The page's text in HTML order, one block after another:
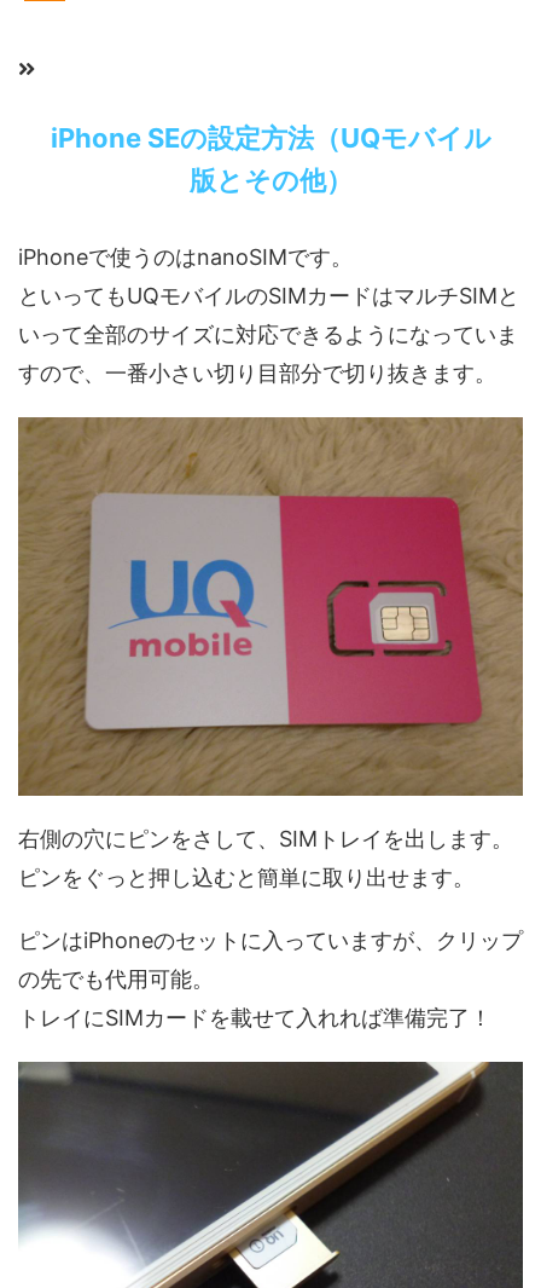
iPhone SEの設定方法（UQモバイル
版とその他）
iPhoneで使うのはnanoSIMです。
といってもUQモバイルのSIMカードはマルチSIMと
いって全部のサイズに対応できるようになっていま
すので、一番小さい切り目部分で切り抜きます。
右側の穴にピンをさして、SIMトレイを出します。
ピンをぐっと押し込むと簡単に取り出せます。
ピンはiPhoneのセットに入っていますが、クリップ
の先でも代用可能。
トレイにSIMカードを載せて入れれば準備完了！